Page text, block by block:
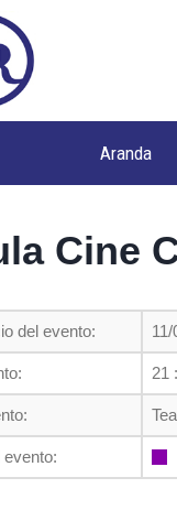
Aranda
Cine
del evento:
21